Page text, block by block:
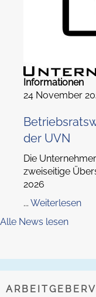
Informationen
24 November
der UVN
Die
zweiseitige
2026
... Weiterlesen
Alle News lesen